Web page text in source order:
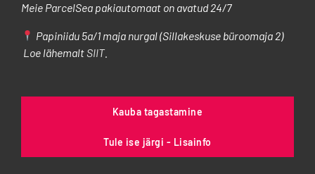
Meie ParcelSea pakiautomaat on avatud 24/7
Papiniidu 5a/1 maja nurgal (Sillakeskuse büroomaja 2)
Loe lähemaltSIIT.
Kauba tagastamine
Tule ise järgi - Lisainfo